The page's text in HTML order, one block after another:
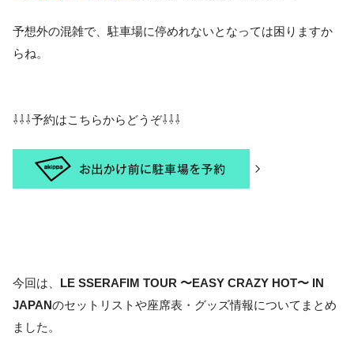
予想外の混雑で、駐車場に停めれないとなっては困りますか
らね。
⇩⇩⇩予約はこちらからどうぞ⇩⇩⇩
今回は、 LE SSERAFIM TOUR 〜EASY CRAZY HOT〜 IN
JAPANのセットリストや座席表・グッズ情報についてまとめ
ました。